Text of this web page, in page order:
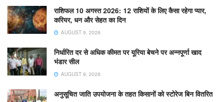
राशिफल 10 अगस्त 2026: 12 राशियों के लिए कैसा रहेगा प्यार,
करियर, धन और सेहत का दिन
AUGUST 9, 2026
निर्धारित दर से अधिक कीमत पर यूरिया बेचने पर अन्नपूर्णा खाद
भंडार सील
AUGUST 9, 2026
अनुसूचित जाति उपयोजना के तहत किसानों को स्टोरेज बिन वितरित